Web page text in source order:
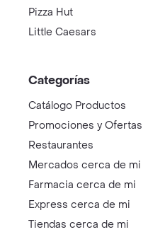
Pizza Hut
Little Caesars
Categorías
Catálogo Productos
Promociones y Ofertas
Restaurantes
Mercados cerca de mi
Farmacia cerca de mi
Express cerca de mi
Tiendas cerca de mi